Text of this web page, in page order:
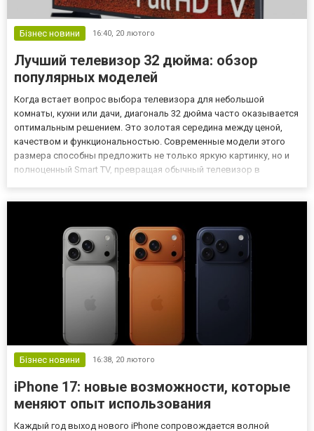
Бізнес новини 16:40, 20 лютого
Лучший телевизор 32 дюйма: обзор
популярных моделей
Когда встает вопрос выбора телевизора для небольшой
комнаты, кухни или дачи, диагональ 32 дюйма часто оказывается
оптимальным решением. Это золотая середина между ценой,
качеством и функциональностью. Современные модели этого
размера способны предложить не только яркую картинку, но и
полноценный Smart TV, превращая обычный телевизор в
Бізнес новини 16:38, 20 лютого
iPhone 17: новые возможности, которые
меняют опыт использования
Каждый год выход нового iPhone сопровождается волной